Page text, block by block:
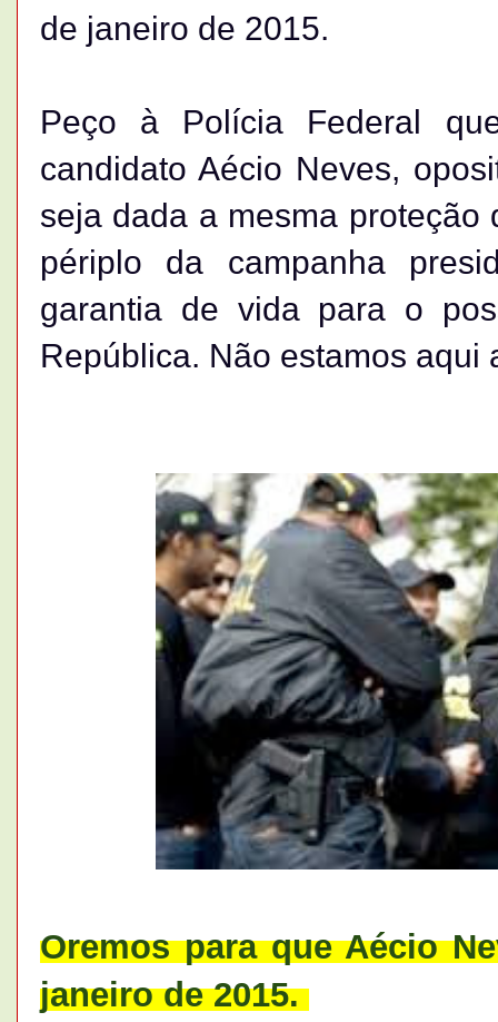
de janeiro de 2015.
Peço à Polícia Federal
candidato Aécio Neves,
seja dada a mesma
périplo da campanha
garantia de vida para o
República. Não estamos aqui
Oremos para que Aécio
janeiro de 2015.